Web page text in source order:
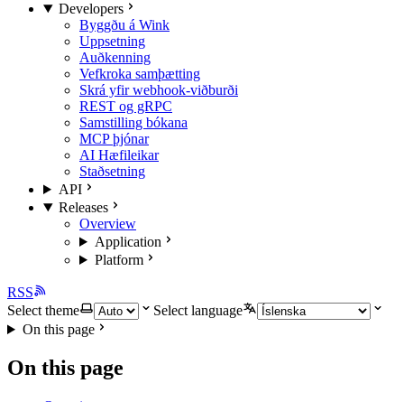
Developers
Byggðu á Wink
Uppsetning
Auðkenning
Vefkroka samþætting
Skrá yfir webhook-viðburði
REST og gRPC
Samstilling bókana
MCP þjónar
AI Hæfileikar
Staðsetning
API
Releases
Overview
Application
Platform
RSS
Select theme
Select language
On this page
On this page